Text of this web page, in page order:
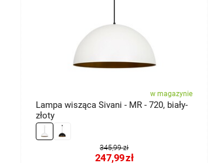
w magazynie
Lampa wisząca Sivani - MR - 720, biały-
złoty
345,99 zł
247,99zł